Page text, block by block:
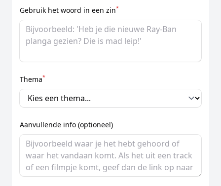
Gebruik het woord in een zin*
Thema*
Aanvullende info (optioneel)